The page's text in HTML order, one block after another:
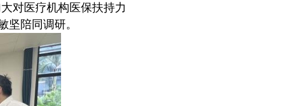
对医疗机构医保扶持力
坚陪同调研。